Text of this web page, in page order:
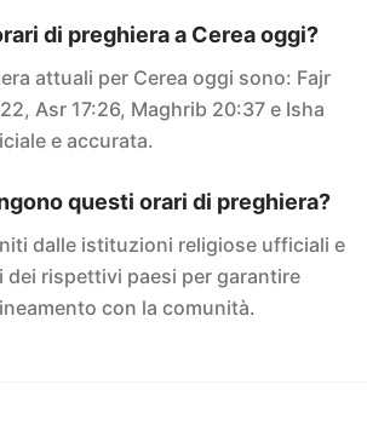
di preghiera a Cerea oggi?
attuali per Cerea oggi sono: Fajr
Asr 17:26, Maghrib 20:37 e Isha
e accurata.
questi orari di preghiera?
dalle istituzioni religiose ufficiali e
dei rispettivi paesi per garantire
con la comunità.